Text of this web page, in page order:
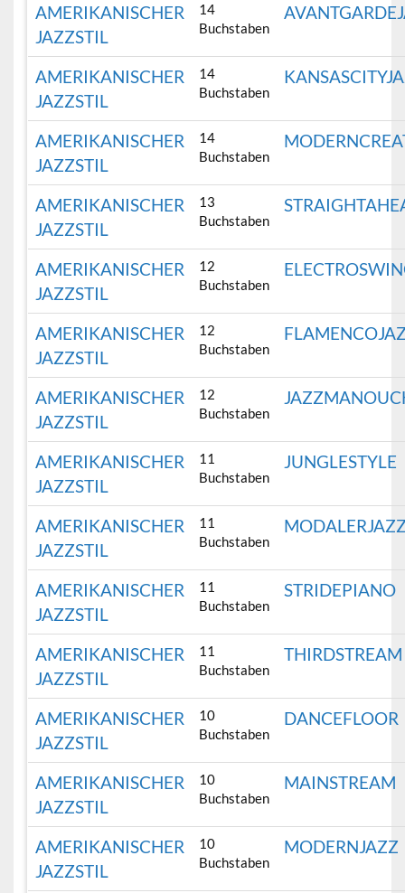
AMERIKANISCHER
JAZZSTIL
14
Buchstaben
AMERIKANISCHER
JAZZSTIL
14
Buchstaben
AMERIKANISCHER
JAZZSTIL
14
Buchstaben
AMERIKANISCHER
JAZZSTIL
13
Buchstaben
AMERIKANISCHER
JAZZSTIL
12
Buchstaben
AMERIKANISCHER
JAZZSTIL
12
Buchstaben
AMERIKANISCHER
JAZZSTIL
12
Buchstaben
AMERIKANISCHER
JAZZSTIL
11
Buchstaben
JUNGLESTYLE
AMERIKANISCHER
JAZZSTIL
11
Buchstaben
AMERIKANISCHER
JAZZSTIL
11
Buchstaben
STRIDEPIANO
AMERIKANISCHER
JAZZSTIL
11
Buchstaben
THIRDSTREAM
AMERIKANISCHER
JAZZSTIL
10
Buchstaben
DANCEFLOOR
AMERIKANISCHER
JAZZSTIL
10
Buchstaben
MAINSTREAM
AMERIKANISCHER
JAZZSTIL
10
Buchstaben
MODERNJAZZ